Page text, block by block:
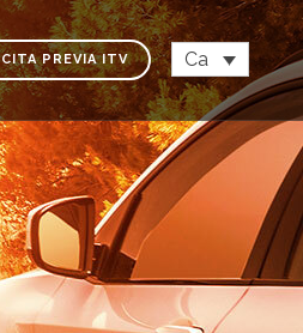
CITA PREVIA ITV Ca